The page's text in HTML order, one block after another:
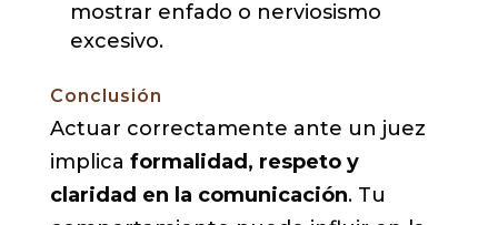
mostrar enfado o nerviosismo
excesivo.
Conclusión
Actuar correctamente ante un juez
implica formalidad, respeto y
claridad en la comunicación. Tu